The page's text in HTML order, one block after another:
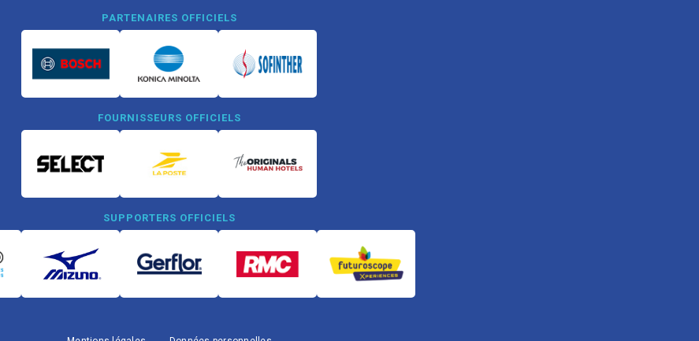
PARTENAIRES OFFICIELS
FOURNISSEURS OFFICIELS
SUPPORTERS OFFICIELS